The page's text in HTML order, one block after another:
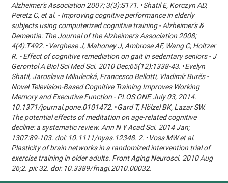
Alzheimer's Association 2007; 3(3):S171. •Shatil E, Korczyn AD,
Peretz C, et al. - Improving cognitive performance in elderly
subjects using computerized cognitive training - Alzheimer's &
Dementia: The Journal of the Alzheimer's Association 2008;
4(4):T492. •Verghese J, Mahoney J, Ambrose AF, Wang C, Holtzer
R. - Effect of cognitive remediation on gait in sedentary seniors - J
Gerontol A Biol Sci Med Sci. 2010 Dec;65(12):1338-43. •Evelyn
Shatil, Jaroslava Mikulecká, Francesco Bellotti, Vladimír Burěs -
Novel Television-Based Cognitive Training Improves Working
Memory and Executive Function - PLOS ONE July 03, 2014.
10.1371/journal.pone.0101472. •Gard T, Hölzel BK, Lazar SW.
The potential effects of meditation on age-related cognitive
decline: a systematic review. Ann N Y Acad Sci. 2014 Jan;
1307:89-103. doi: 10.1111/nyas.12348. 2. •Voss MW et al.
Plasticity of brain networks in a randomized intervention trial of
exercise training in older adults. Front Aging Neurosci. 2010 Aug
26;2. pii: 32. doi: 10.3389/fnagi.2010.00032.